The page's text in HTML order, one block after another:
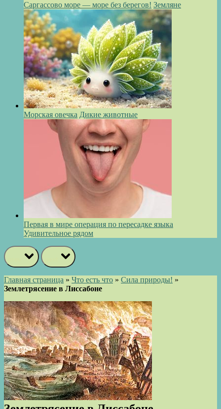
Саргассово море — море без берегов! Земляне
Морская овечка Дикие животные
Первая в мире операция по пересадке языка
Удивительное рядом
Главная страница » Что есть что » Сила природы! »
Землетрясение в Лиссабоне